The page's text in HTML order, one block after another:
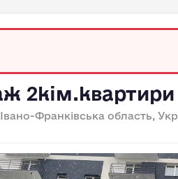
Івано-Франківська область,